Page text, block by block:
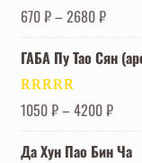
Оценка5.00
из 5
670₽–2680₽
ГАБА Пу Тао Сян
Оценка
5.00
из 5
1050₽–4200₽
Да Хун Пао Бин Ча